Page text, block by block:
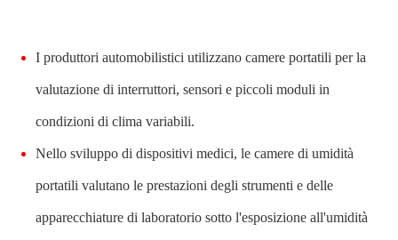
I produttori automobilistici utilizzano camere portatili per la
valutazione di interruttori, sensori e piccoli moduli in
condizioni di clima variabili.
Nello sviluppo di dispositivi medici, le camere di umidità
portatili valutano le prestazioni degli strumenti e delle
apparecchiature di laboratorio sotto l'esposizione all'umidità